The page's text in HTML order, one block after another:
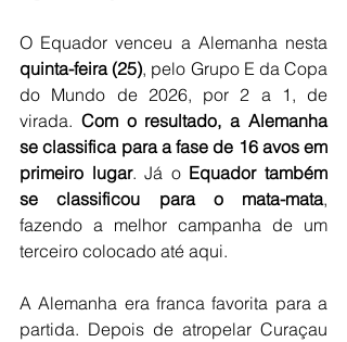
O Equador venceu a Alemanha nesta
quinta-feira (25), pelo Grupo E da Copa
do Mundo de 2026, por 2 a 1, de
virada. Com o resultado, a Alemanha
se classifica para a fase de 16 avos em
primeiro lugar. Já o Equador também
se classificou para o mata-mata,
fazendo a melhor campanha de um
terceiro colocado até aqui.
A Alemanha era franca favorita para a
partida. Depois de atropelar Curaçau